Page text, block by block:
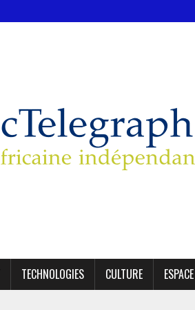
TECHNOLOGIES CULTURE